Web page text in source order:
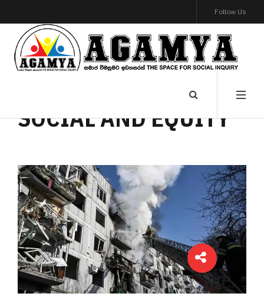
Follow Us
SOCIAL AND EQUITY